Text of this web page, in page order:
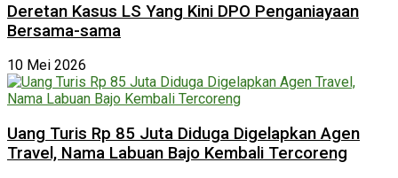
Deretan Kasus LS Yang Kini DPO Penganiayaan
Bersama-sama
10 Mei 2026
Uang Turis Rp 85 Juta Diduga Digelapkan Agen
Travel, Nama Labuan Bajo Kembali Tercoreng